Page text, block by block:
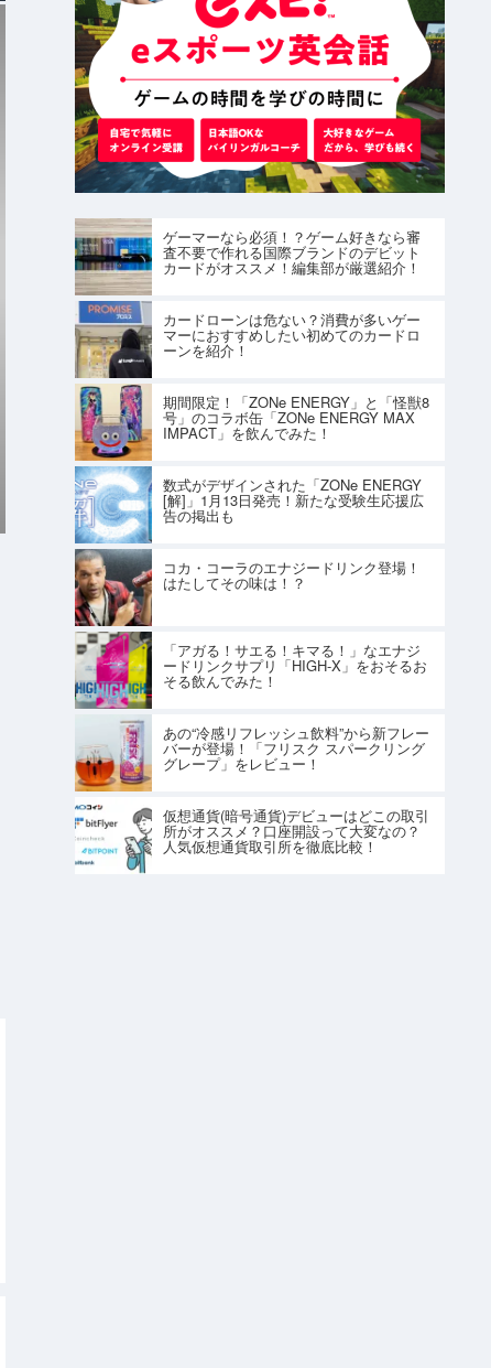
ゲーマーなら必須！？ゲーム好きなら審
査不要で作れる国際ブランドのデビット
カードがオススメ！編集部が厳選紹介！
カードローンは危ない？消費が多いゲー
マーにおすすめしたい初めてのカードロ
ーンを紹介！
期間限定！「ZONe ENERGY」と「怪獣8
号」のコラボ缶「ZONe ENERGY MAX
IMPACT」を飲んでみた！
数式がデザインされた「ZONe ENERGY
[解]」1月13日発売！新たな受験生応援広
告の掲出も
コカ・コーラのエナジードリンク登場！
はたしてその味は！？
「アガる！サエる！キマる！」なエナジ
ードリンクサプリ「HIGH-X」をおそるお
そる飲んでみた！
あの“冷感リフレッシュ飲料”から新フレー
バーが登場！「フリスク スパークリング
グレープ」をレビュー！
仮想通貨(暗号通貨)デビューはどこの取引
所がオススメ？口座開設って大変なの？
人気仮想通貨取引所を徹底比較！